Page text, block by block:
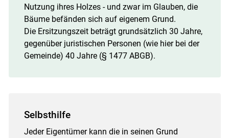
Nutzung ihres Holzes - und zwar im Glauben, die
Bäume befänden sich auf eigenem Grund.
Die Ersitzungszeit beträgt grundsätzlich 30 Jahre,
gegenüber juristischen Personen (wie hier bei der
Gemeinde) 40 Jahre (§ 1477 ABGB).
Selbsthilfe
Jeder Eigentümer kann die in seinen Grund